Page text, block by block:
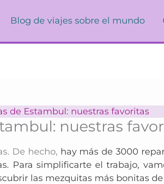
Blog de viajes sobre el mundo
de Estambul: nuestras favoritas
nuestras
De hecho, hay más de 3000
Para simplificarte el trabajo,
las mezquitas más bonitas